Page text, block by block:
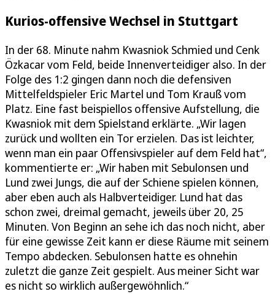
Kurios-offensive Wechsel in Stuttgart
In der 68. Minute nahm Kwasniok Schmied und Cenk
Özkacar vom Feld, beide Innenverteidiger also. In der
Folge des 1:2 gingen dann noch die defensiven
Mittelfeldspieler Eric Martel und Tom Krauß vom
Platz. Eine fast beispiellos offensive Aufstellung, die
Kwasniok mit dem Spielstand erklärte. „Wir lagen
zurück und wollten ein Tor erzielen. Das ist leichter,
wenn man ein paar Offensivspieler auf dem Feld hat“,
kommentierte er: „Wir haben mit Sebulonsen und
Lund zwei Jungs, die auf der Schiene spielen können,
aber eben auch als Halbverteidiger. Lund hat das
schon zwei, dreimal gemacht, jeweils über 20, 25
Minuten. Von Beginn an sehe ich das noch nicht, aber
für eine gewisse Zeit kann er diese Räume mit seinem
Tempo abdecken. Sebulonsen hatte es ohnehin
zuletzt die ganze Zeit gespielt. Aus meiner Sicht war
es nicht so wirklich außergewöhnlich.“